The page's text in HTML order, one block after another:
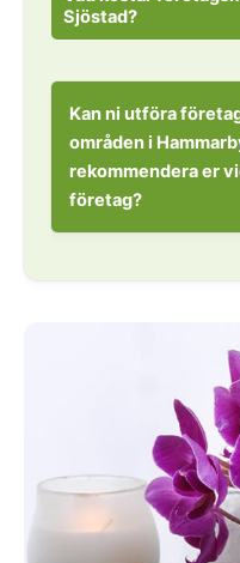
Sjöstad?
Kan ni utföra
områden i
rekommendera er
företag?